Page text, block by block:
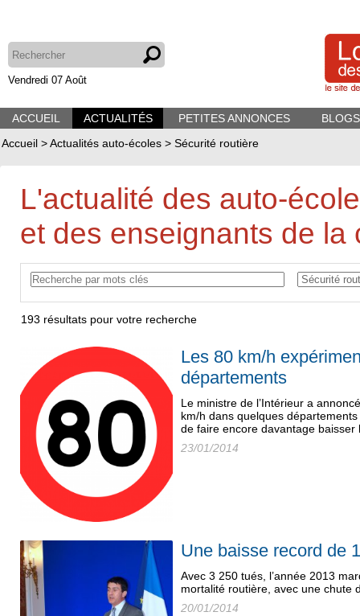
Vendredi 07 Août
ACCUEIL ACTUALITÉS PETITES ANNONCES
Accueil >Actualités auto-écoles > Sécurité routière
L'actualité des auto-
et des enseignants de la
193 résultats pour votre recherche
Les 80 km/h
départements
Le ministre de l’Intérieur a
km/h dans quelques
de faire encore davantage baisser
23/01/2014
Une baisse record de
Avec 3 250 tués, l’année 2013
mortalité routière, avec une chute
20/01/2014